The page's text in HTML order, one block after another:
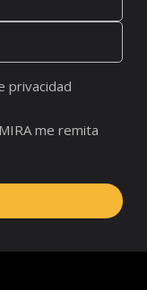
privacidad
me remita